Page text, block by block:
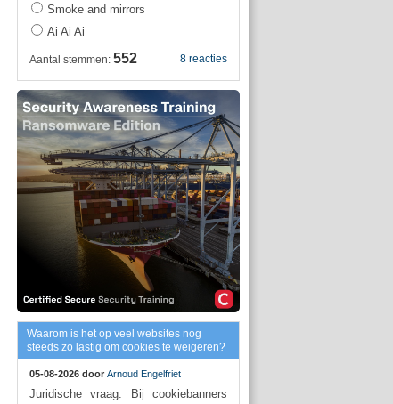
Smoke and mirrors
Ai Ai Ai
8 reacties
Aantal stemmen: 552
Waarom is het op veel websites nog
steeds zo lastig om cookies te weigeren?
05-08-2026 door Arnoud Engelfriet
Juridische vraag: Bij cookiebanners